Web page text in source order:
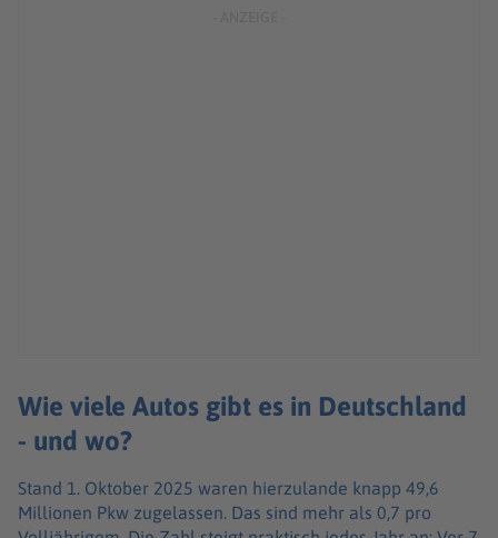
Wie viele Autos gibt es in Deutschland
- und wo?
Stand 1. Oktober 2025 waren hierzulande knapp 49,6
Millionen Pkw zugelassen. Das sind mehr als 0,7 pro